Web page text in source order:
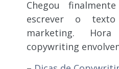
Chegou
escrever o
marketing.
copywriting